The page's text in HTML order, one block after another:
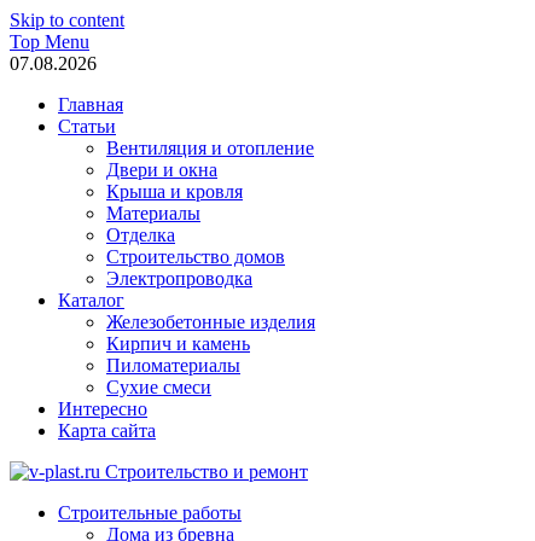
Skip to content
Top Menu
07.08.2026
Главная
Статьи
Вентиляция и отопление
Двери и окна
Крыша и кровля
Материалы
Отделка
Строительство домов
Электропроводка
Каталог
Железобетонные изделия
Кирпич и камень
Пиломатериалы
Сухие смеси
Интересно
Карта сайта
v-plast.ru Строительство и ремонт
Строительные работы
Дома из бревна